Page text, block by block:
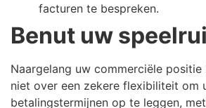
facturen te bespreken.
Benut uw
Naargelang uw commerciële
niet over een zekere flexibiliteit om
betalingstermijnen op te leggen,